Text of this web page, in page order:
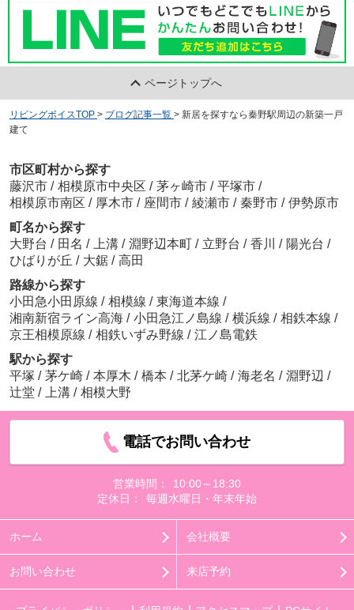
ページトップへ
リビングボイスTOP > ブログ記事一覧 > 新居を探すなら秦野駅周辺の新築一戸
建て
市区町村から探す
藤沢市 / 相模原市中央区 / 茅ヶ崎市 / 平塚市 /
相模原市南区 / 厚木市 / 座間市 / 綾瀬市 / 秦野市 / 伊勢原市
町名から探す
大野台 / 田名 / 上溝 / 淵野辺本町 / 立野台 / 香川 / 陽光台 /
ひばりが丘 / 大鋸 / 高田
路線から探す
小田急小田原線 / 相模線 / 東海道本線 /
湘南新宿ライン高海 / 小田急江ノ島線 / 横浜線 / 相鉄本線 /
京王相模原線 / 相鉄いずみ野線 / 江ノ島電鉄
駅から探す
平塚 / 茅ケ崎 / 本厚木 / 橋本 / 北茅ケ崎 / 海老名 / 淵野辺 /
辻堂 / 上溝 / 相模大野
電話でお問い合わせ
営業時間：
10:00～18:30
定休日：
毎週水曜日・年末年始
ホーム 会社概要
お問い合わせ 来店予約